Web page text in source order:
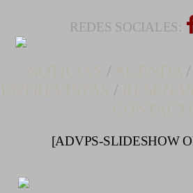
REDES SOCIALES:
/ /
/
[ADVPS-SLIDESHOW